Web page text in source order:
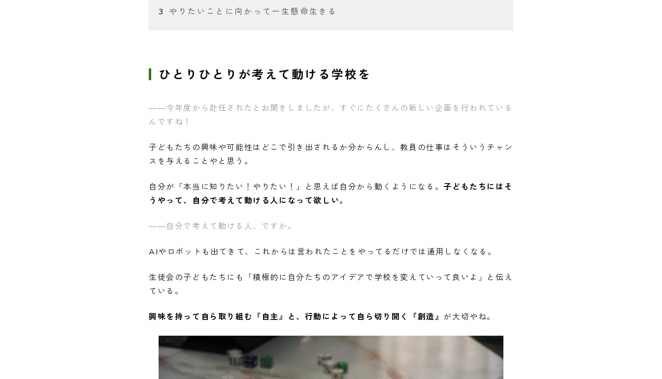
やりたいことに向かって一生懸命生きる
ひとりひとりが考えて動ける学校を
——今年度から赴任されたとお聞きしましたが、すぐにたくさんの新しい企画を行われている
んですね！
子どもたちの興味や可能性はどこで引き出されるか分からんし、教員の仕事はそういうチャン
スを与えることやと思う。
自分が「本当に知りたい！やりたい！」と思えば自分から動くようになる。 子どもたちにはそ
うやって、自分で考えて動ける人になって欲しい。
——自分で考えて動ける人、ですか。
AIやロボットも出てきて、これからは言われたことをやってるだけでは通用しなくなる。
生徒会の子どもたちにも「積極的に自分たちのアイデアで学校を変えていって良いよ」と伝え
ている。
興味を持って自ら取り組む『自主』と、行動によって自ら切り開く『創造』 が大切やね。